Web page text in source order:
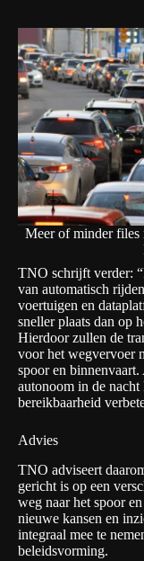
Meer of minder files
TNO schrijft verder:
van automatisch
voertuigen en
sneller plaats dan op
Hierdoor zullen de
voor het wegvervoer
spoor en
autonoom in de
bereikbaarheid
Advies
TNO adviseert
gericht is op een
weg naar het spoor
nieuwe kansen en
integraal mee te
beleidsvorming.